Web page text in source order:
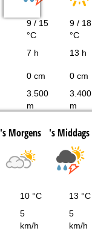
9 / 15
°C
9 / 18
°C
7 h 13 h
0 cm 0 cm
3.500
m
3.400
m
's Morgens 's Middags
10 °C 13 °C
5
km/h
5
km/h